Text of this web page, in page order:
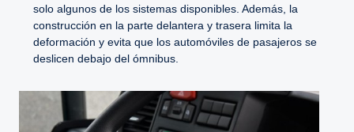
solo algunos de los sistemas disponibles. Además, la
construcción en la parte delantera y trasera limita la
deformación y evita que los automóviles de pasajeros se
deslicen debajo del ómnibus.